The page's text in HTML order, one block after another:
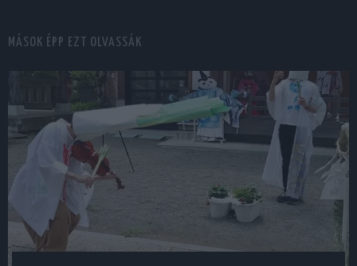
MÁSOK ÉPP EZT OLVASSÁK